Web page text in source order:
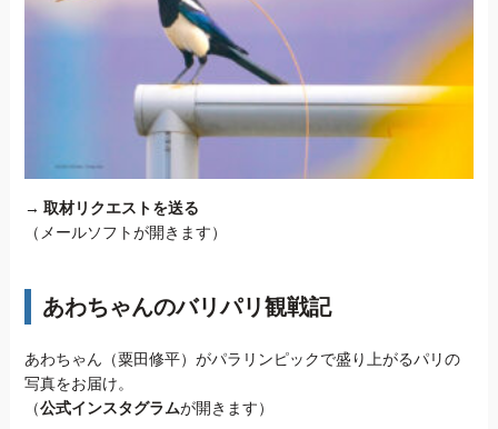
→ 取材リクエストを送る
（メールソフトが開きます）
あわちゃんのバリパリ観戦記
あわちゃん（粟田修平）がパラリンピックで盛り上がるパリの
写真をお届け。
（公式インスタグラムが開きます）